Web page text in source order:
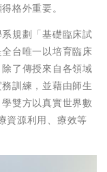
格外重要。
規劃「基礎臨床試
台唯一以培育臨床
了傳授來自各領域
訓練，並藉由師生
雙方以真實世界數
源利用、療效等